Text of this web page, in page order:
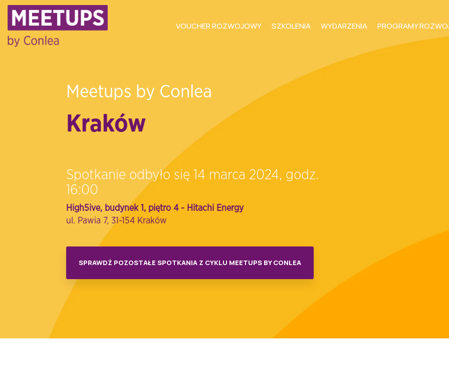
VOUCHER ROZWOJOWY SZKOLENIA WYDARZENIA PROGRAMY
Meetups by Conlea
Kraków
Spotkanie odbyło się 14 marca 2024, godz.
16:00
High5ive, budynek 1, piętro 4 - Hitachi Energy
ul. Pawia 7, 31-154 Kraków
SPRAWDŹ POZOSTAŁE SPOTKANIA Z CYKLU MEETUPS BY CONLEA